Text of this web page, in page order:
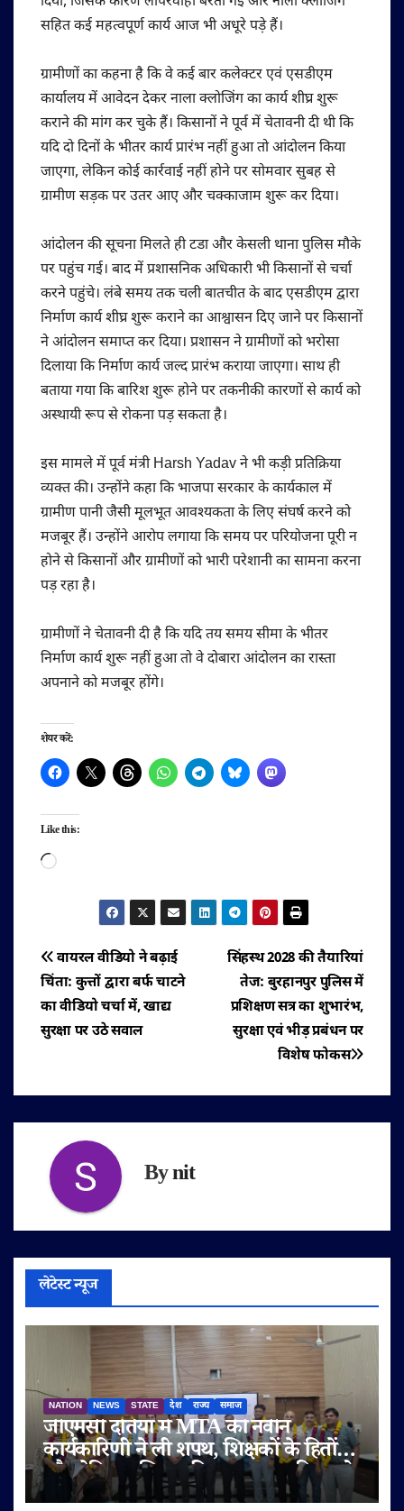
सहित कई महत्वपूर्ण कार्य आज भी अधूरे पड़े हैं।
ग्रामीणों का कहना है कि वे कई बार कलेक्टर एवं एसडीएम
कार्यालय में आवेदन देकर नाला क्लोजिंग का कार्य शीघ्र शुरू
कराने की मांग कर चुके हैं। किसानों ने पूर्व में चेतावनी दी थी कि
यदि दो दिनों के भीतर कार्य प्रारंभ नहीं हुआ तो आंदोलन किया
जाएगा, लेकिन कोई कार्रवाई नहीं होने पर सोमवार सुबह से
ग्रामीण सड़क पर उतर आए और चक्काजाम शुरू कर दिया।
आंदोलन की सूचना मिलते ही टडा और केसली थाना पुलिस मौके
पर पहुंच गई। बाद में प्रशासनिक अधिकारी भी किसानों से चर्चा
करने पहुंचे। लंबे समय तक चली बातचीत के बाद एसडीएम द्वारा
निर्माण कार्य शीघ्र शुरू कराने का आश्वासन दिए जाने पर किसानों
ने आंदोलन समाप्त कर दिया। प्रशासन ने ग्रामीणों को भरोसा
दिलाया कि निर्माण कार्य जल्द प्रारंभ कराया जाएगा। साथ ही
बताया गया कि बारिश शुरू होने पर तकनीकी कारणों से कार्य को
अस्थायी रूप से रोकना पड़ सकता है।
इस मामले में पूर्व मंत्री Harsh Yadav ने भी कड़ी प्रतिक्रिया
व्यक्त की। उन्होंने कहा कि भाजपा सरकार के कार्यकाल में
ग्रामीण पानी जैसी मूलभूत आवश्यकता के लिए संघर्ष करने को
मजबूर हैं। उन्होंने आरोप लगाया कि समय पर परियोजना पूरी न
होने से किसानों और ग्रामीणों को भारी परेशानी का सामना करना
पड़ रहा है।
ग्रामीणों ने चेतावनी दी है कि यदि तय समय सीमा के भीतर
निर्माण कार्य शुरू नहीं हुआ तो वे दोबारा आंदोलन का रास्ता
अपनाने को मजबूर होंगे।
शेयर करें:
Like this:
Loading…
पोस्ट
नेविगेशन
सिंहस्थ 2028 की तैयारियां
तेज: बुरहानपुर पुलिस में
प्रशिक्षण सत्र का शुभारंभ,
सुरक्षा एवं भीड़ प्रबंधन पर
विशेष फोकस
वायरल वीडियो ने बढ़ाई
चिंता: कुत्तों द्वारा बर्फ चाटने
का वीडियो चर्चा में, खाद्य
सुरक्षा पर उठे सवाल
Bynit
लेटेस्ट न्यूज
NATION NEWS STATE देश राज्य समाज
जीएमसी दतिया में MTA की नवीन
कार्यकारिणी ने ली शपथ, शिक्षकों के हितों
और मेडिकल शिक्षा की गुणवत्ता पर दिया जोर